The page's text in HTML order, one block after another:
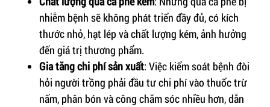
nhiễm bệnh sẽ không phát triển đầy đủ, có kích
thước nhỏ, hạt lép và chất lượng kém, ảnh hưởng
đến giá trị thương phẩm.
Gia tăng chi phí sản xuất: Việc kiểm soát bệnh đòi
hỏi người trồng phải đầu tư chi phí vào thuốc trừ
nấm, phân bón và công chăm sóc nhiều hơn, dẫn